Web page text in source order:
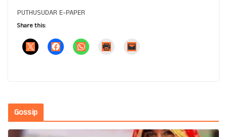
PUTHUSUDAR E-PAPER
Share this:
Gossip